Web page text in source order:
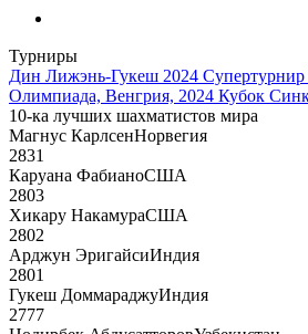
Турниры
Дин Лижэнь-Гукеш 2024 Супертурнир
Олимпиада, Венгрия, 2024 Кубок
10-ка лучших шахматистов мира
Магнус КарлсенНорвегия
2831
Каруана ФабианоСША
2803
Хикару НакамураСША
2802
Арджун ЭригайсиИндия
2801
Гукеш ДоммараджуИндия
2777